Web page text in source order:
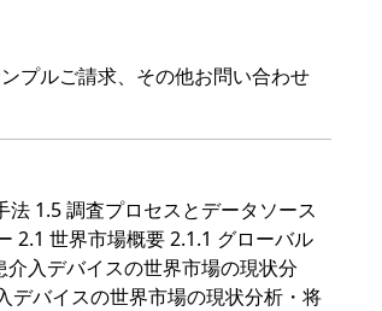
プルご請求、その他お問い合わせ
1.5 調査プロセスとデータソース
2.1 世界市場概要 2.1.1 グローバル
入デバイスの世界市場の現状分
デバイスの世界市場の現状分析・将